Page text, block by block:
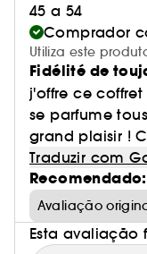
45 a 54
Comprador
Utiliza este
Fidélité de
j'offre ce
se parfume
grand plaisir !
Traduzir com
Avaliação
Esta avaliação